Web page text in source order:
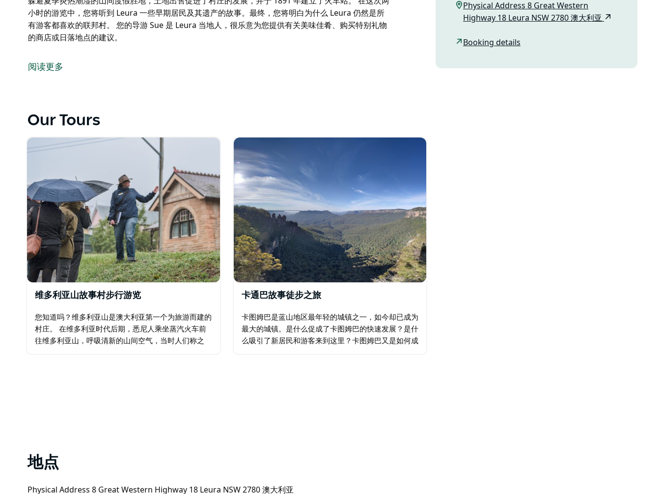
小时的游览中，您将听到 Leura 一些早期居民及其遗产的故事。最终，您将明白为什么 Leura 仍然是所
有游客都喜欢的联邦村。 您的导游 Sue 是 Leura 当地人，很乐意为您提供有关美味佳肴、购买特别礼物
的商店或日落地点的建议。
Leura 村是悉尼富人躲避夏季炎热潮湿的山间度假胜地，土地出售促进了村庄的发展，并于 1891 年建立
您的导游 Sue 是 Leura 当地人，很乐意为您提供有关美味佳肴、购买特别礼物的商店或日落地点的建
议。
阅读更多
Physical Address 8 Great Western
Highway 18 Leura NSW 2780 澳大利亚
Booking details
Our Tours
维多利亚山故事村步行游览
您知道吗？维多利亚山是澳大利亚第一个为旅游而建的
村庄。 在维多利亚时代后期，悉尼人乘坐蒸汽火车前
往维多利亚山，呼吸清新的山间空气，当时人们称之
卡通巴故事徒步之旅
卡图姆巴是蓝山地区最年轻的城镇之一，如今却已成为
最大的城镇。是什么促成了卡图姆巴的快速发展？是什
么吸引了新居民和游客来到这里？卡图姆巴又是如何成
地点
Physical Address 8 Great Western Highway 18 Leura NSW 2780 澳大利亚